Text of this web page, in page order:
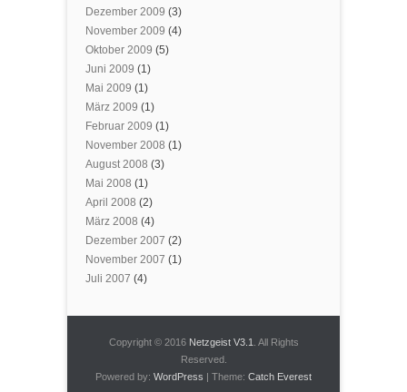
Dezember 2009 (3)
November 2009 (4)
Oktober 2009 (5)
Juni 2009 (1)
Mai 2009 (1)
März 2009 (1)
Februar 2009 (1)
November 2008 (1)
August 2008 (3)
Mai 2008 (1)
April 2008 (2)
März 2008 (4)
Dezember 2007 (2)
November 2007 (1)
Juli 2007 (4)
Copyright © 2016 Netzgeist V3.1 . All Rights
Reserved.
Powered by: WordPress | Theme: Catch Everest